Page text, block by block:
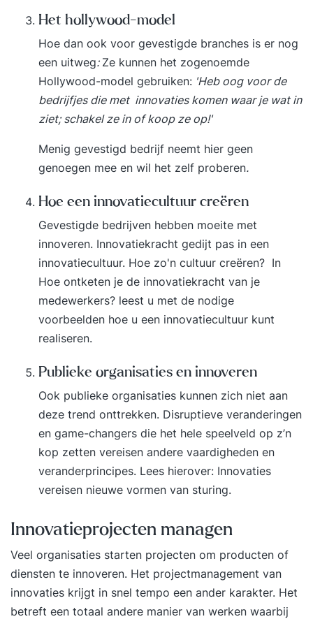
Het hollywood-model
Hoe dan ook voor gevestigde branches is er nog
een uitweg: Ze kunnen het zogenoemde
Hollywood-model gebruiken: 'Heb oog voor de
bedrijfjes die met innovaties komen waar je wat in
ziet; schakel ze in of koop ze op!'
Menig gevestigd bedrijf neemt hier geen
genoegen mee en wil het zelf proberen.
Hoe een innovatiecultuur creëren
Gevestigde bedrijven hebben moeite met
innoveren. Innovatiekracht gedijt pas in een
innovatiecultuur. Hoe zo'n cultuur creëren? In
Hoe ontketen je de innovatiekracht van je
medewerkers? leest u met de nodige
voorbeelden hoe u een innovatiecultuur kunt
realiseren.
Publieke organisaties en innoveren
Ook publieke organisaties kunnen zich niet aan
deze trend onttrekken. Disruptieve veranderingen
en game-changers die het hele speelveld op z’n
kop zetten vereisen andere vaardigheden en
veranderprincipes. Lees hierover: Innovaties
vereisen nieuwe vormen van sturing.
Innovatieprojecten managen
Veel organisaties starten projecten om producten of
diensten te innoveren. Het projectmanagement van
innovaties krijgt in snel tempo een ander karakter. Het
betreft een totaal andere manier van werken waarbij